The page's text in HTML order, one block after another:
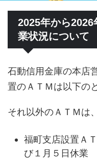
2025年から
業状況について
石動信用金庫の本店
置のＡＴＭは以下の
それ以外のＡＴＭは
福町支店設置Ａ
び１月５日休業